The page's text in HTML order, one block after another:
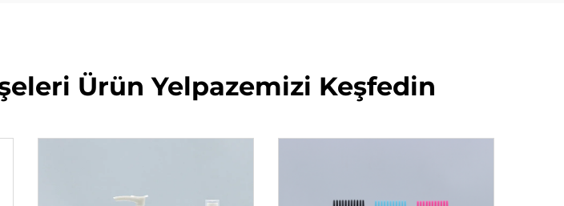
Ürün Yelpazemizi Keşfedin